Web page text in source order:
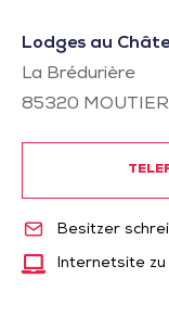
Lodges au
La Brédurière
85320
Besitzer
Internetsite zu